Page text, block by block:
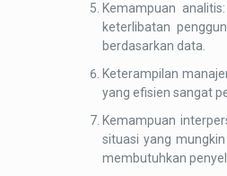
Kemampuan
keterlibatan
berdasarkan data.
Keterampilan
yang efisien sangat
Kemampuan
situasi yang
membutuhkan